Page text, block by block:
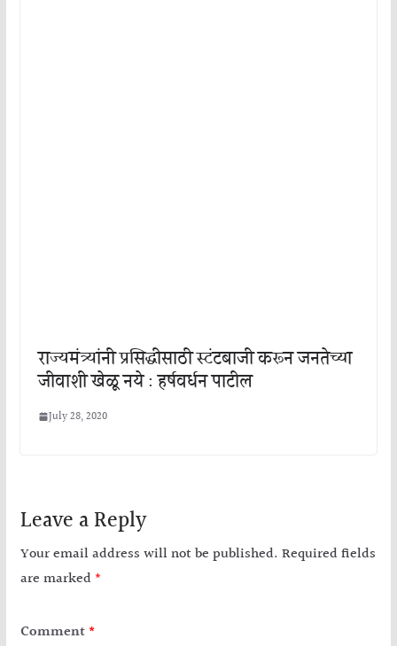
राज्यमंत्र्यांनी प्रसिद्धीसाठी स्टंटबाजी करून जनतेच्या
जीवाशी खेळू नये : हर्षवर्धन पाटील
July 28, 2020
Leave a Reply
Your email address will not be published. Required fields
are marked *
Comment *